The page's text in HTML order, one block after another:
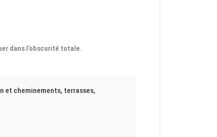
dans l’obscurité totale.
et cheminements, terrasses,